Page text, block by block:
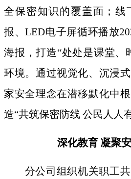
全保密知识的覆盖面；线
报、LED电子屏循环播放
海报，打造“处处是课堂、
环境。通过视觉化、沉浸
家安全理念在潜移默化中
造“共筑保密防线 公民人人
深化教育凝聚
分公司组织机关职工